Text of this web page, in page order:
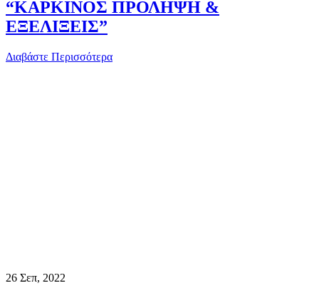
“ΚΑΡΚΙΝΟΣ ΠΡΟΛΗΨΗ &
ΕΞΕΛΙΞΕΙΣ”
Διαβάστε Περισσότερα
26 Σεπ, 2022